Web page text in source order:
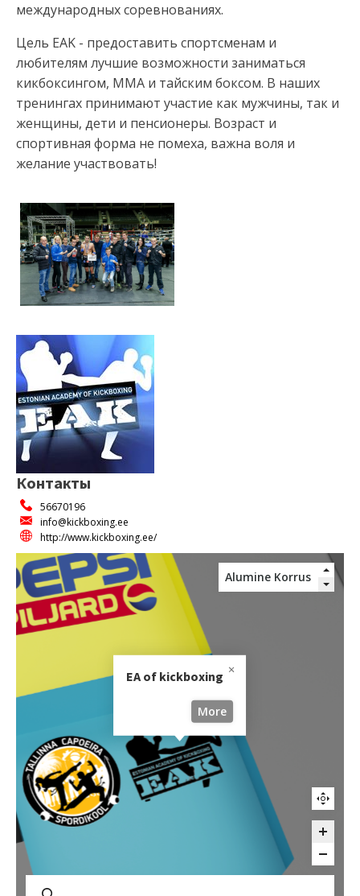
международных соревнованиях.
Цель EAK - предоставить спортсменам и
любителям лучшие возможности заниматься
кикбоксингом, ММА и тайским боксом. В наших
тренингах принимают участие как мужчины, так и
женщины, дети и пенсионеры. Возраст и
спортивная форма не помеха, важна воля и
желание участвовать!
Контакты
56670196
info@kickboxing.ee
http://www.kickboxing.ee/
EA of kickboxing
More